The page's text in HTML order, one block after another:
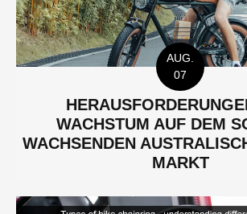
AUG.
07
WACHSTUM AUF DEM
WACHSENDEN
MARKT